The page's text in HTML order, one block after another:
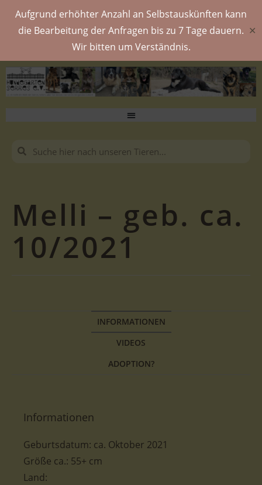
Aufgrund erhöhter Anzahl an Selbstauskünften kann
die Bearbeitung der Anfragen bis zu 7 Tage dauern.
Wir bitten um Verständnis.
✕
Melli – geb. ca.
10/2021
INFORMATIONEN
VIDEOS
ADOPTION?
Informationen
Geburtsdatum: ca. Oktober 2021
Größe ca.: 55+ cm
Land: